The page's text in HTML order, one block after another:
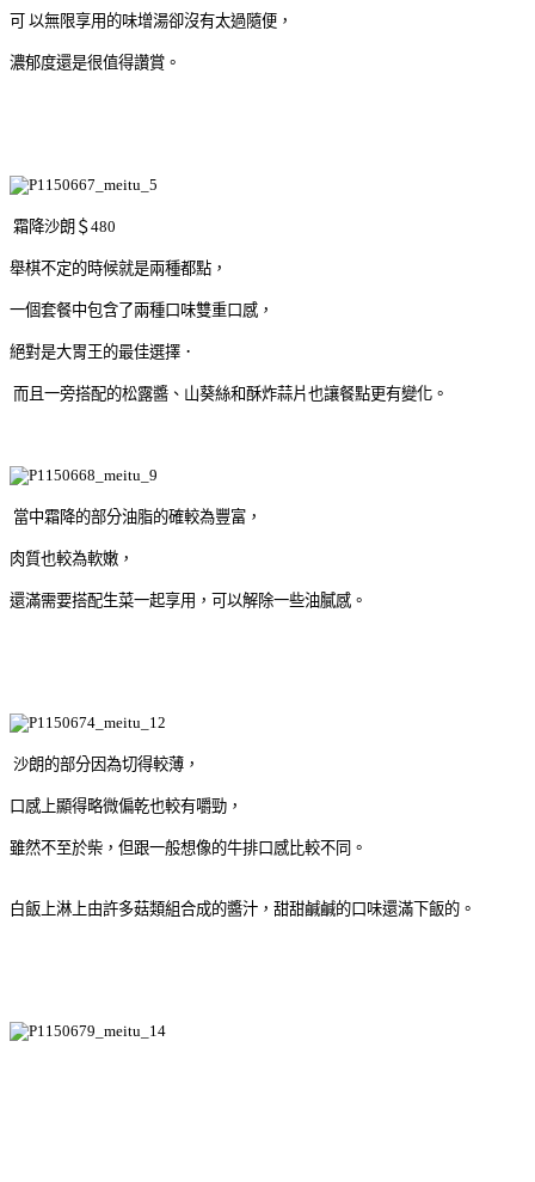
可 以無限享用的味增湯卻沒有太過隨便，
濃郁度還是很值得讚賞。
霜降沙朗＄480
舉棋不定的時候就是兩種都點，
一個套餐中包含了兩種口味雙重口感，
絕對是大胃王的最佳選擇．
而且一旁搭配的松露醬、山葵絲和酥炸蒜片也讓餐點更有變化。
當中霜降的部分油脂的確較為豐富，
肉質也較為軟嫩，
還滿需要搭配生菜一起享用，可以解除一些油膩感。
沙朗的部分因為切得較薄，
口感上顯得略微偏乾也較有嚼勁，
雖然不至於柴，但跟一般想像的牛排口感比較不同。
白飯上淋上由許多菇類組合成的醬汁，甜甜鹹鹹的口味還滿下飯的。